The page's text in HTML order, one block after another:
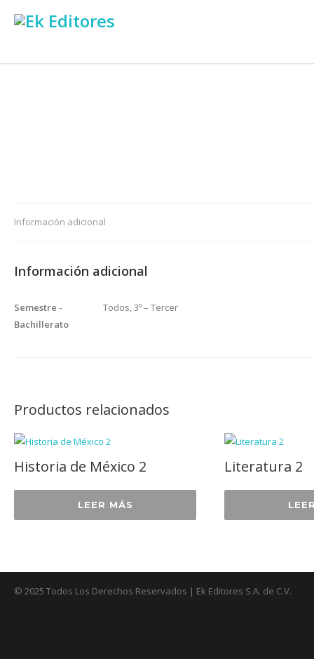
Información adicional
Información adicional
Semestre -
Bachillerato
Todos, 3º – Tercer
Productos relacionados
Historia de México 2
LEER MÁS
Literatura 2
© 2025 Todos Los Derechos Reservados | Ek Editores S.A. de C.V.